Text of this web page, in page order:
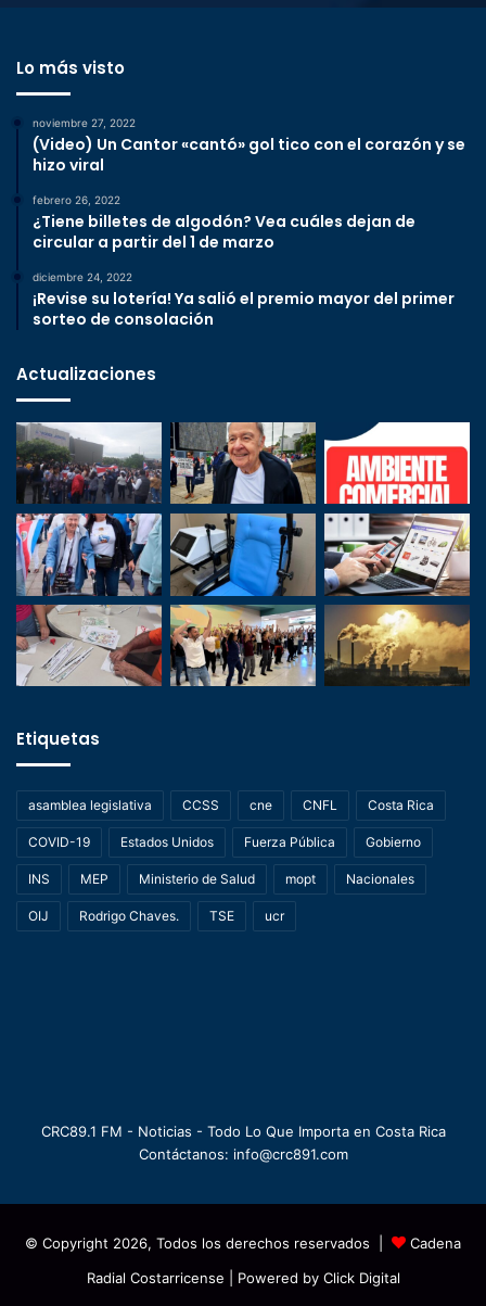
Lo más visto
noviembre 27, 2022
(Video) Un Cantor «cantó» gol tico con el corazón y se
hizo viral
febrero 26, 2022
¿Tiene billetes de algodón? Vea cuáles dejan de
circular a partir del 1 de marzo
diciembre 24, 2022
¡Revise su lotería! Ya salió el premio mayor del primer
sorteo de consolación
Actualizaciones
Etiquetas
asamblea legislativa CCSS cne CNFL Costa Rica
COVID-19 Estados Unidos Fuerza Pública Gobierno
INS MEP Ministerio de Salud mopt Nacionales
OIJ Rodrigo Chaves. TSE ucr
CRC89.1 FM - Noticias - Todo Lo Que Importa en Costa Rica
Contáctanos: info@crc891.com
© Copyright 2026, Todos los derechos reservados |
Cadena
Radial Costarricense | Powered by Click Digital